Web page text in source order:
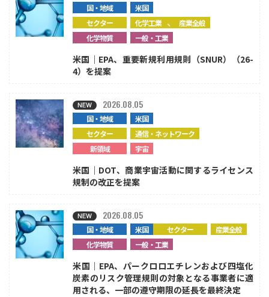
国・地域
米国
セクター
化学工業 、産業全般
化学物質
一般・工業
米国｜EPA、重要新規利用規則（SNUR）（26-
4）を提案
国・地域
米国
セクター
通信・ネットワーク
新領域
宇宙
2026.08.05
米国｜DOT、商業宇宙活動に関するライセンス
規制の改正を提案
国・地域 米国 セクター
産業全般
化学物質
一般・工業
2026.08.05
米国｜EPA、パークロロエチレンおよび四塩化
炭素のリスク管理規則の対象となる事業者に適
用される、一部の遵守期限の延長を最終決定